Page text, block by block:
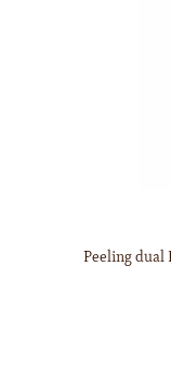
Peeling dual